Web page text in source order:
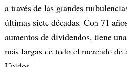
a través de las grandes
últimas siete décadas. Con 71
aumentos de dividendos, tiene
más largas de todo el mercado de